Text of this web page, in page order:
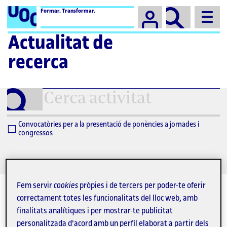
Formar. Transformar. Campus
Actualitat de
recerca
Cerca
activitat
Convocatòries per a la presentació de ponències a jornades i
congressos
Fem servircookies pròpies i de tercers per poder-te oferir
correctament totes les funcionalitats del lloc web, amb
finalitats analítiques i per mostrar-te publicitat
personalitzada d'acord amb un perfil elaborat a partir dels